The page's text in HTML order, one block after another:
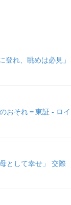
れ、眺めは必見」
おそれ＝東証 - ロイ
として幸せ」 交際